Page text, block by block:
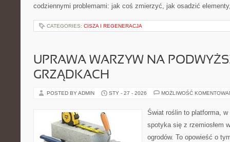
codziennymi problemami: jak coś zmierzyć, jak osadzić
CATEGORIES: CISZA I REGENERACJA
UPRAWA WARZYW NA
GRZĄDKACH
POSTED BY ADMIN STY - 27 - 2026 MOŻLIWOŚĆ
Świat roślin to platforma, w
spotyka się z rzemiosłem
ogrodów. To opowieść o